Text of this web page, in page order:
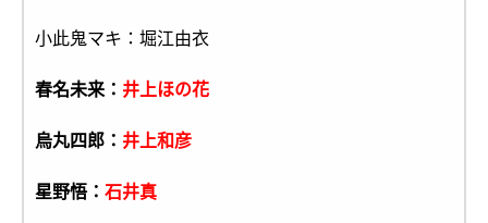
小此鬼マキ：堀江由衣
春名未来： 井上ほの花
烏丸四郎： 井上和彦
星野悟： 石井真